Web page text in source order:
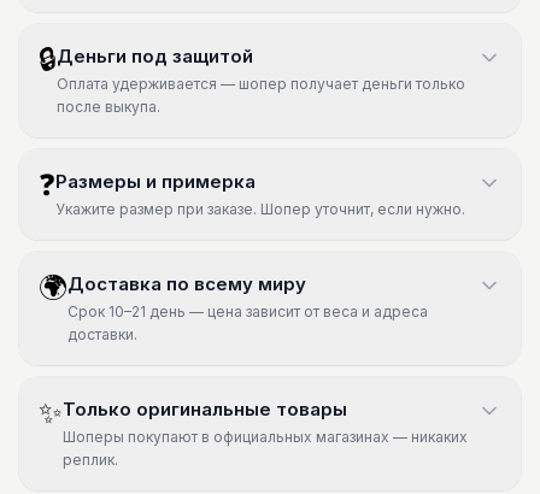
🔒Деньги под защитой
Оплата удерживается — шопер получает деньги только
после выкупа.
❓Размеры и примерка
Укажите размер при заказе. Шопер уточнит, если нужно.
🌍Доставка по всему миру
Срок 10–21 день — цена зависит от веса и адреса
доставки.
✨Только оригинальные товары
Шоперы покупают в официальных магазинах — никаких
реплик.